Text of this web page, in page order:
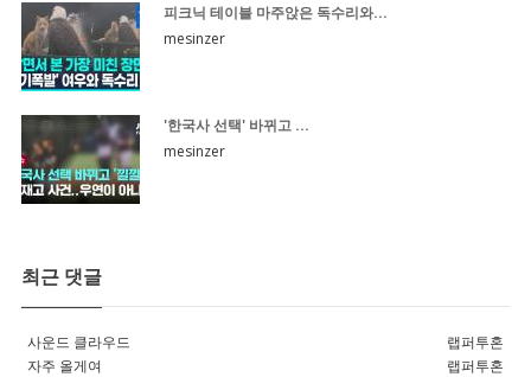
피크닉 테이블 마주앉은 독수리와...
mesinzer
'한국사 선택' 바뀌고 ...
mesinzer
최근 댓글
사운드 클라우드
랩퍼투혼
자주 올게여
랩퍼투혼